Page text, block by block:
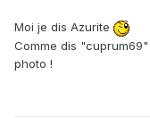
Moi je dis Azurite
Comme dis
photo !